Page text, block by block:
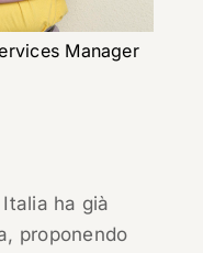
Manager
ha già
proponendo